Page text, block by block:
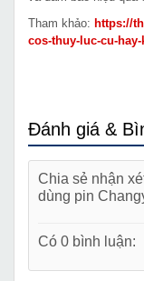
Tham khảo: https://
cos-thuy-luc-cu-
Đánh giá &
Chia sẻ nhận
dùng pin
Có 0 bình luận: